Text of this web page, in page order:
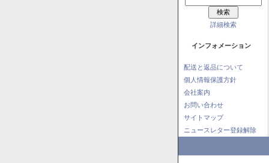
詳細検索
インフォメーション
配送と返品について
個人情報保護方針
会社案内
お問い合わせ
サイトマップ
ニュースレター登録解除